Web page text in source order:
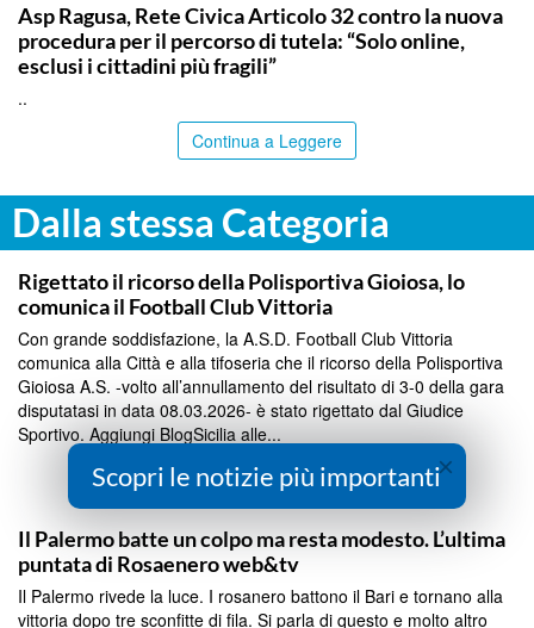
Asp Ragusa, Rete Civica Articolo 32 contro la nuova
procedura per il percorso di tutela: “Solo online,
esclusi i cittadini più fragili”
..
Continua a Leggere
Dalla stessa Categoria
SPORT
Rigettato il ricorso della Polisportiva Gioiosa, lo
comunica il Football Club Vittoria
Con grande soddisfazione, la A.S.D. Football Club Vittoria
comunica alla Città e alla tifoseria che il ricorso della Polisportiva
Gioiosa A.S. -volto all’annullamento del risultato di 3-0 della gara
disputatasi in data 08.03.2026- è stato rigettato dal Giudice
Sportivo. Aggiungi BlogSicilia alle...
Continua a Leggere
PALERMO
Il Palermo batte un colpo ma resta modesto. L’ultima
puntata di Rosaenero web&tv
Il Palermo rivede la luce. I rosanero battono il Bari e tornano alla
vittoria dopo tre sconfitte di fila. Si parla di questo e molto altro
×
Scopri le notizie più importanti